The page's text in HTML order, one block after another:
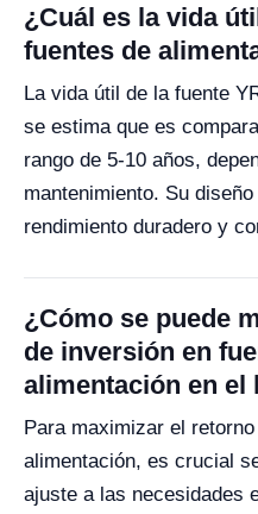
¿Cuál es la vida
fuentes de
La vida útil de la fuente
se estima que es
rango de 5-10 años,
mantenimiento. Su
rendimiento duradero y
¿Cómo se puede
de inversión en
alimentación en el
Para maximizar el
alimentación, es crucial
ajuste a las necesidades